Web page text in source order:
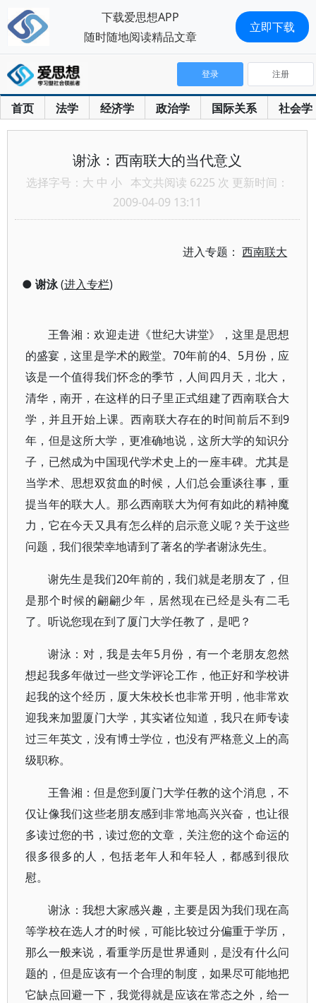
首页 法学 经济学 政治学 国际关系 社会学
登录 注册
谢泳：西南联大的当代意义
选择字号： 大 中 小 本文共阅读 6225 次 更新时间：
2009-04-09 13:11
进入专题：西南联大
● 谢泳(进入专栏)
王鲁湘：欢迎走进《世纪大讲堂》，这里是思想
的盛宴，这里是学术的殿堂。70年前的4、5月份，应
该是一个值得我们怀念的季节，人间四月天，北大，
清华，南开，在这样的日子里正式组建了西南联合大
学，并且开始上课。西南联大存在的时间前后不到9
年，但是这所大学，更准确地说，这所大学的知识分
子，已然成为中国现代学术史上的一座丰碑。尤其是
当学术、思想双贫血的时候，人们总会重谈往事，重
提当年的联大人。那么西南联大为何有如此的精神魔
力，它在今天又具有怎么样的启示意义呢？关于这些
问题，我们很荣幸地请到了著名的学者谢泳先生。
谢先生是我们20年前的，我们就是老朋友了，但
是那个时候的翩翩少年，居然现在已经是头有二毛
了。听说您现在到了厦门大学任教了，是吧？
谢泳：对，我是去年5月份，有一个老朋友忽然
想起我多年做过一些文学评论工作，他正好和学校讲
起我的这个经历，厦大朱校长也非常开明，他非常欢
迎我来加盟厦门大学，其实诸位知道，我只在师专读
过三年英文，没有博士学位，也没有严格意义上的高
级职称。
王鲁湘：但是您到厦门大学任教的这个消息，不
仅让像我们这些老朋友感到非常地高兴兴奋，也让很
多读过您的书，读过您的文章，关注您的这个命运的
很多很多的人，包括老年人和年轻人，都感到很欣
慰。
谢泳：我想大家感兴趣，主要是因为我们现在高
等学校在选人才的时候，可能比较过分偏重于学历，
那么一般来说，看重学历是世界通则，是没有什么问
题的，但是应该有一个合理的制度，如果尽可能地把
它缺点回避一下，我觉得就是应该在常态之外，给一
下载爱思想APP
随时随地阅读精品文章
立即下载